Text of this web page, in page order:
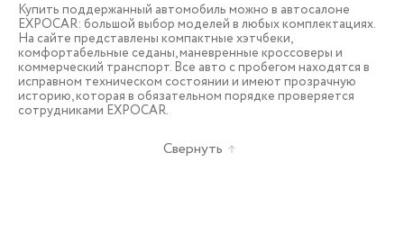
Купить поддержанный автомобиль можно в автосалоне
EXPOCAR: большой выбор моделей в любых комплектациях.
На сайте представлены компактные хэтчбеки,
комфортабельные седаны, маневренные кроссоверы и
коммерческий транспорт. Все авто с пробегом находятся в
исправном техническом состоянии и имеют прозрачную
историю, которая в обязательном порядке проверяется
сотрудниками EXPOCAR.
Свернуть